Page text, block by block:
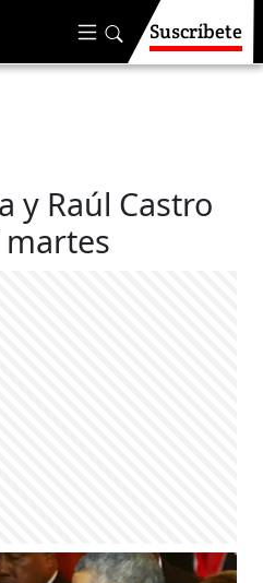
Suscríbete
y Raúl Castro